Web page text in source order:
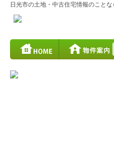
日光市の土地・中古住宅情報のこと